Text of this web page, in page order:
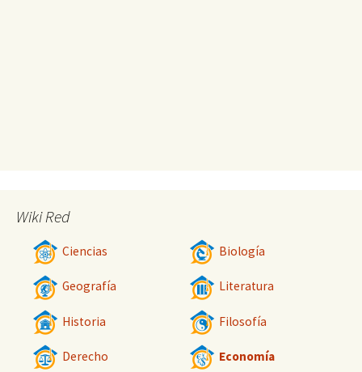
Wiki Red
Ciencias Biología
Geografía Literatura
Historia Filosofía
Derecho Economía